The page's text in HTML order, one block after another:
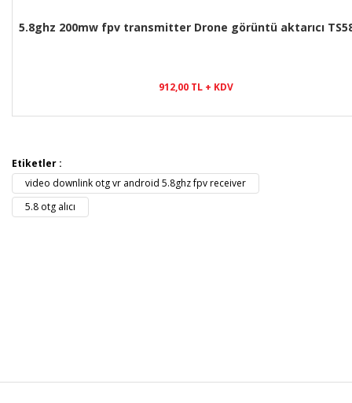
5.8ghz 200mw fpv transmitter Drone görüntü aktarıcı
912,00 TL + KDV
Etiketler :
video downlink otg vr android 5.8ghz fpv receiver
5.8 otg alıcı